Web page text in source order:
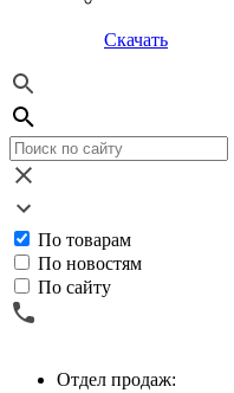
Скачать
По товарам
По новостям
По сайту
Отдел продаж: